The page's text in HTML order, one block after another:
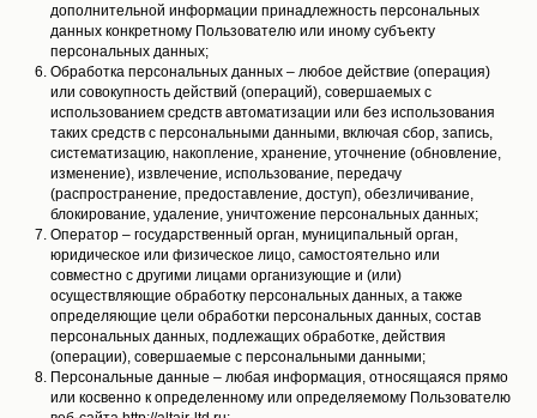
дополнительной информации принадлежность персональных
данных конкретному Пользователю или иному субъекту
персональных данных;
Обработка персональных данных – любое действие (операция)
или совокупность действий (операций), совершаемых с
использованием средств автоматизации или без использования
таких средств с персональными данными, включая сбор, запись,
систематизацию, накопление, хранение, уточнение (обновление,
изменение), извлечение, использование, передачу
(распространение, предоставление, доступ), обезличивание,
блокирование, удаление, уничтожение персональных данных;
Оператор – государственный орган, муниципальный орган,
юридическое или физическое лицо, самостоятельно или
совместно с другими лицами организующие и (или)
осуществляющие обработку персональных данных, а также
определяющие цели обработки персональных данных, состав
персональных данных, подлежащих обработке, действия
(операции), совершаемые с персональными данными;
Персональные данные – любая информация, относящаяся прямо
или косвенно к определенному или определяемому Пользователю